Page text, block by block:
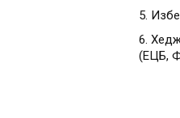
5.
6.
(ЕЦБ,